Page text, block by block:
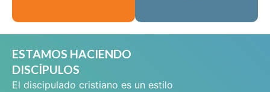
ESTAMOS HACIENDO
DISCÍPULOS
El discipulado cristiano es un estilo